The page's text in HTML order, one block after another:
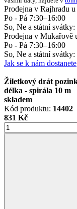
Prodejna v Rajhradu
Po - Pá 7:30–16:00
So, Ne a státní
Prodejna v Mukařově
Po - Pá 7:30–16:00
So, Ne a státní
Jak se k nám dostanete
Žiletkový drát
délka - spirála 10 m
skladem
Kód produktu: 14402
831 Kč